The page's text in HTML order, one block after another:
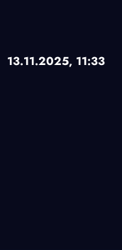
13.11.2025, 11:33